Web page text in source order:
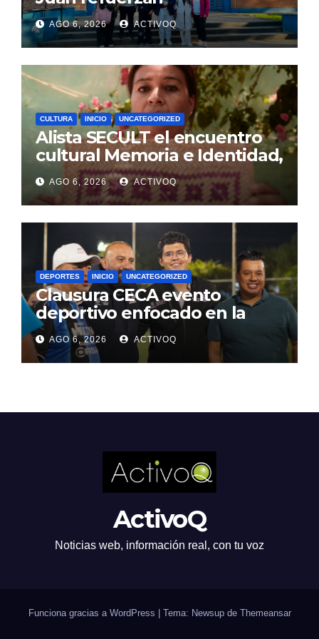
conocimientos de turismo
rural, en Argentina
AGO 6, 2026 ACTIVOQ
CULTURA INICIO UNCATEGORIZED
Alista SECULT el encuentro
cultural Memoria e Identidad,
en Jalpan de Serra
AGO 6, 2026 ACTIVOQ
DEPORTES INICIO UNCATEGORIZED
Clausura CECA evento
deportivo enfocado en la
prevención y tratamiento de
adicciones
AGO 6, 2026 ACTIVOQ
ActivoQ
Noticias web, información real, con tu voz
Funciona gracias a WordPress Tema: Newsup de Themeansar